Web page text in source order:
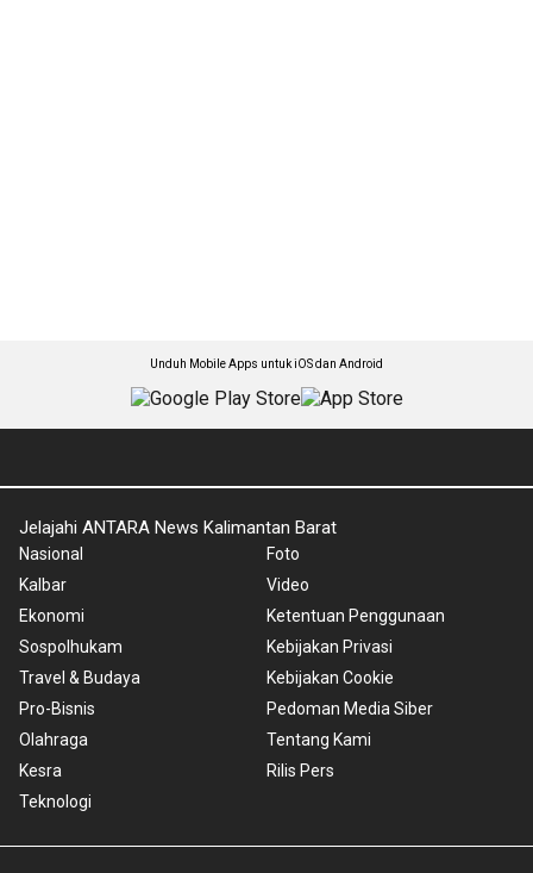
Unduh Mobile Apps untuk iOS dan Android
Jelajahi ANTARA News Kalimantan Barat
Nasional
Kalbar
Ekonomi
Sospolhukam
Travel & Budaya
Pro-Bisnis
Olahraga
Kesra
Teknologi
Foto
Video
Ketentuan Penggunaan
Kebijakan Privasi
Kebijakan Cookie
Pedoman Media Siber
Tentang Kami
Rilis Pers